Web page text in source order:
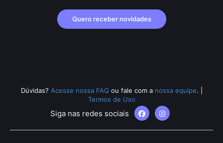
Quero receber novidades
Dúvidas? Acesse nossa FAQ ou fale com a nossa equipe.
Termos de Uso
Siga nas redes sociais